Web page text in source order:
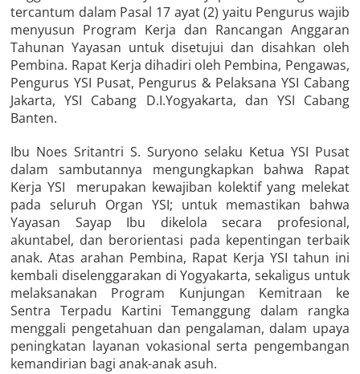
tercantum dalam Pasal 17 ayat (2) yaitu Pengurus wajib
menyusun Program Kerja dan Rancangan Anggaran
Tahunan Yayasan untuk disetujui dan disahkan oleh
Pembina. Rapat Kerja dihadiri oleh Pembina, Pengawas,
Pengurus YSI Pusat, Pengurus & Pelaksana YSI Cabang
Jakarta, YSI Cabang D.I.Yogyakarta, dan YSI Cabang
Banten.
Ibu Noes Sritantri S. Suryono selaku Ketua YSI Pusat
dalam sambutannya mengungkapkan bahwa Rapat
Kerja YSI merupakan kewajiban kolektif yang melekat
pada seluruh Organ YSI; untuk memastikan bahwa
Yayasan Sayap Ibu dikelola secara profesional,
akuntabel, dan berorientasi pada kepentingan terbaik
anak. Atas arahan Pembina, Rapat Kerja YSI tahun ini
kembali diselenggarakan di Yogyakarta, sekaligus untuk
melaksanakan Program Kunjungan Kemitraan ke
Sentra Terpadu Kartini Temanggung dalam rangka
menggali pengetahuan dan pengalaman, dalam upaya
peningkatan layanan vokasional serta pengembangan
kemandirian bagi anak-anak asuh.